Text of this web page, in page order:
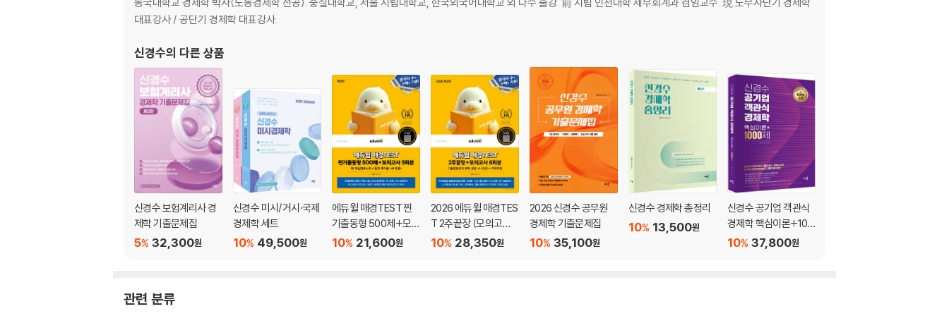
Unit 11. 생산함수이론
Unit 13. 생산물시장의 이윤극대화
CHAPTER 05. 생산물시장이론
Unit 14. 완전경쟁시장
Unit 15. 독점시장
Unit 16. 독점적 경쟁시장
Unit 17. 과점시장
Unit 18. 게임이론
CHAPTER 06. 생산요소시장과 소득분배
Unit 19. 생산요소시장의 이윤극대화
Unit 20. 생산요소시장이론
Unit 22. 후생경제학
대표강사 / 공단기 경제학 대표강사.
신경수의 다른 상품
신경수 보험계리사 경
제학 기출문제집
32,300원
5%
신경수 미시/거시·국제
경제학 세트
49,500원
10%
에듀윌 매경TEST 찐
기출동형 500제+모의
고사 5회분21,600원
10%
2026 에듀윌 매경TES
T 2주끝장 (모의고사 6
회분+무료특강)
28,350원
10%
2026 신경수 공무원
경제학 기출문제집
35,100원
10%
신경수 경제학 총정리
13,500원
10%
신경수 공기업 객관식
경제학 핵심이론+100
0제
37,800원
10%
관련 분류